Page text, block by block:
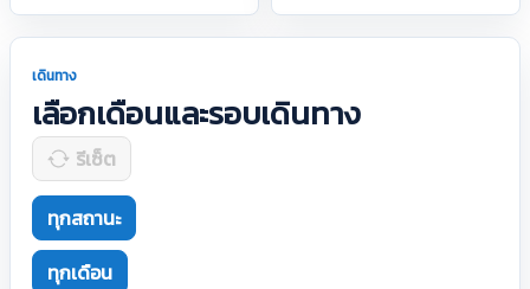
เดินทาง
เลือกเดือนและรอบเดินทาง
รีเซ็ต
ทุกสถานะ
ทุกเดือน